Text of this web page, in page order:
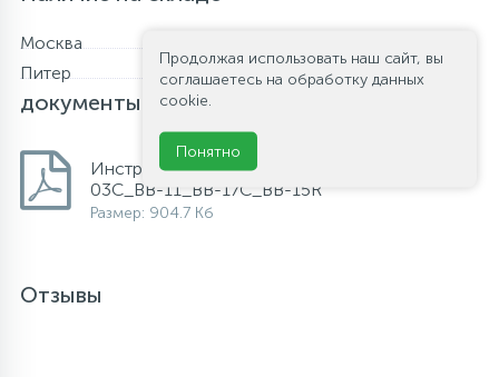
Москва
Питер
В наличииФайлы и
документы
Инструкция по установке кнопок смыва BB-
03С_BB-11_BB-17C_BB-15R
Размер: 904.7 Кб
Отзывы
Продолжая использовать наш сайт, вы
соглашаетесь на обработку данных
cookie.
Понятно